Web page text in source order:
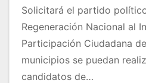
Solicitará el partido
Regeneración Nacional al
Participación Ciudadana
municipios se puedan
candidatos de…